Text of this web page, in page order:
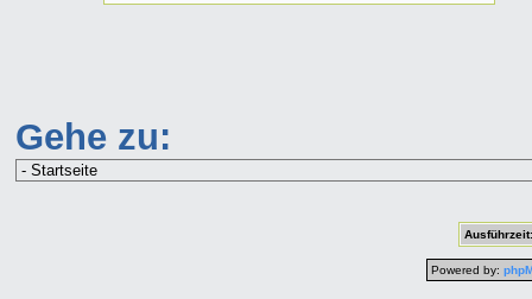
Gehe zu:
Ausführzeit:
Powered by: